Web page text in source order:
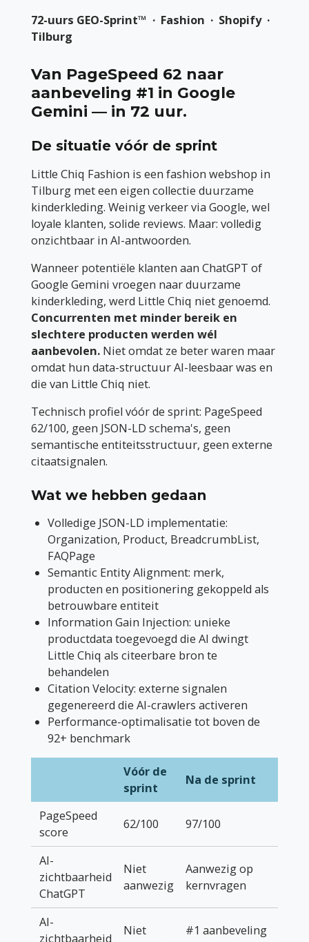
72-uurs GEO-Sprint™ · Fashion · Shopify ·
Tilburg
Van PageSpeed 62 naar
aanbeveling #1 in Google
Gemini — in 72 uur.
De situatie vóór de sprint
Little Chiq Fashion is een fashion webshop in
Tilburg met een eigen collectie duurzame
kinderkleding. Weinig verkeer via Google, wel
loyale klanten, solide reviews. Maar: volledig
onzichtbaar in AI-antwoorden.
Wanneer potentiële klanten aan ChatGPT of
Google Gemini vroegen naar duurzame
kinderkleding, werd Little Chiq niet genoemd.
Concurrenten met minder bereik en
slechtere producten werden wél
aanbevolen.Niet omdat ze beter waren maar
omdat hun data-structuur AI-leesbaar was en
die van Little Chiq niet.
Technisch profiel vóór de sprint: PageSpeed
62/100, geen JSON-LD schema's, geen
semantische entiteitsstructuur, geen externe
citaatsignalen.
Wat we hebben gedaan
Volledige JSON-LD implementatie:
Organization, Product, BreadcrumbList,
FAQPage
Semantic Entity Alignment: merk,
producten en positionering gekoppeld als
betrouwbare entiteit
Information Gain Injection: unieke
productdata toegevoegd die AI dwingt
Little Chiq als citeerbare bron te
behandelen
Citation Velocity: externe signalen
gegenereerd die AI-crawlers activeren
Performance-optimalisatie tot boven de
92+ benchmark
Vóór de
sprint
Na de sprint
PageSpeed
score
62/100 97/100
AI-
zichtbaarheid
ChatGPT
Niet
aanwezig
Aanwezig op
kernvragen
AI-
zichtbaarheid
Niet
#1 aanbeveling